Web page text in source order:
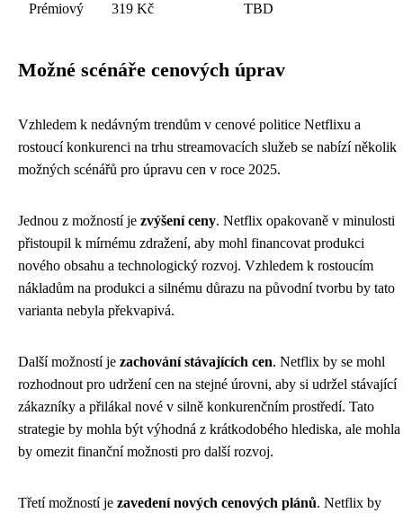
Prémiový 319 Kč TBD
Možné scénáře cenových úprav
Vzhledem k nedávným trendům v cenové politice Netflixu a
rostoucí konkurenci na trhu streamovacích služeb se nabízí několik
možných scénářů pro úpravu cen v roce 2025.
Jednou z možností je zvýšení ceny. Netflix opakovaně v minulosti
přistoupil k mírnému zdražení, aby mohl financovat produkci
nového obsahu a technologický rozvoj. Vzhledem k rostoucím
nákladům na produkci a silnému důrazu na původní tvorbu by tato
varianta nebyla překvapivá.
Další možností je zachování stávajících cen. Netflix by se mohl
rozhodnout pro udržení cen na stejné úrovni, aby si udržel stávající
zákazníky a přilákal nové v silně konkurenčním prostředí. Tato
strategie by mohla být výhodná z krátkodobého hlediska, ale mohla
by omezit finanční možnosti pro další rozvoj.
Třetí možností je zavedení nových cenových plánů. Netflix by